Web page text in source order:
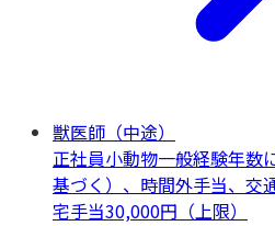
獣医師（中途）
正社員小動物一般経験年数
基づく）、時間外手当、交
宅手当30,000円（上限）